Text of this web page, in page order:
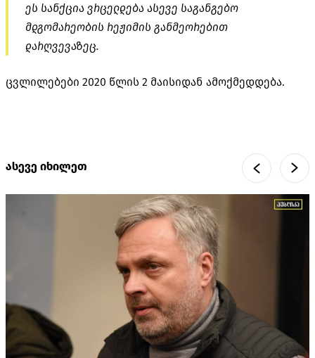
ეს სანქცია ვრცელდება ასევე საგანგებო
მდგომარეობის რეჟიმის განმეორებით
დარღვევაზეც.
ცვლილებები 2020 წლის 2 მაისიდან ამოქმედდება.
ასევე იხილეთ